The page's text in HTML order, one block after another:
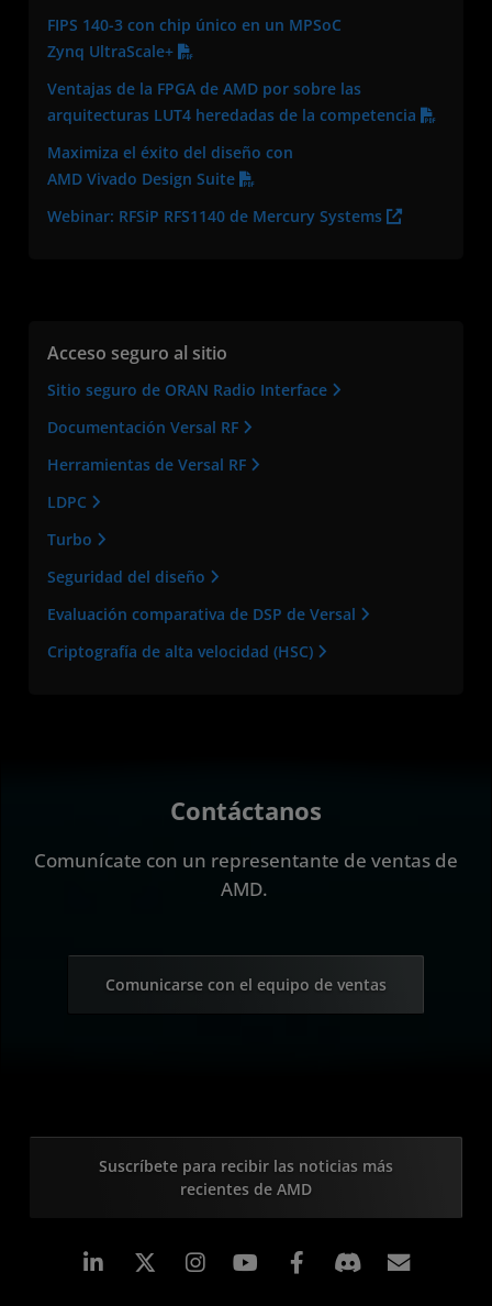
FIPS 140-3 con chip único en un MPSoC
Zynq UltraScale+
Ventajas de la FPGA de AMD por sobre las
arquitecturas LUT4 heredadas de la competencia
Maximiza el éxito del diseño con
AMD Vivado Design Suite
Webinar: RFSiP RFS1140 de Mercury Systems
Acceso seguro al sitio
Sitio seguro de ORAN Radio Interface
Documentación Versal RF
Herramientas de Versal RF
LDPC
Turbo
Seguridad del diseño
Evaluación comparativa de DSP de Versal
Criptografía de alta velocidad (HSC)
Contáctanos
Comunícate con un representante de ventas de
AMD.
Comunicarse con el equipo de ventas
Suscríbete para recibir las noticias más
recientes de AMD
LinkedIn Instagram Facebook